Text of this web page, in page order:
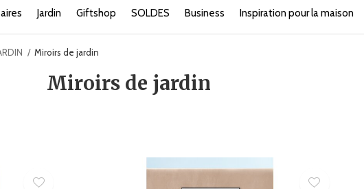
Jardin Giftshop SOLDES Business Inspiration pour la maison
Miroirs de jardin
Miroirs de jardin